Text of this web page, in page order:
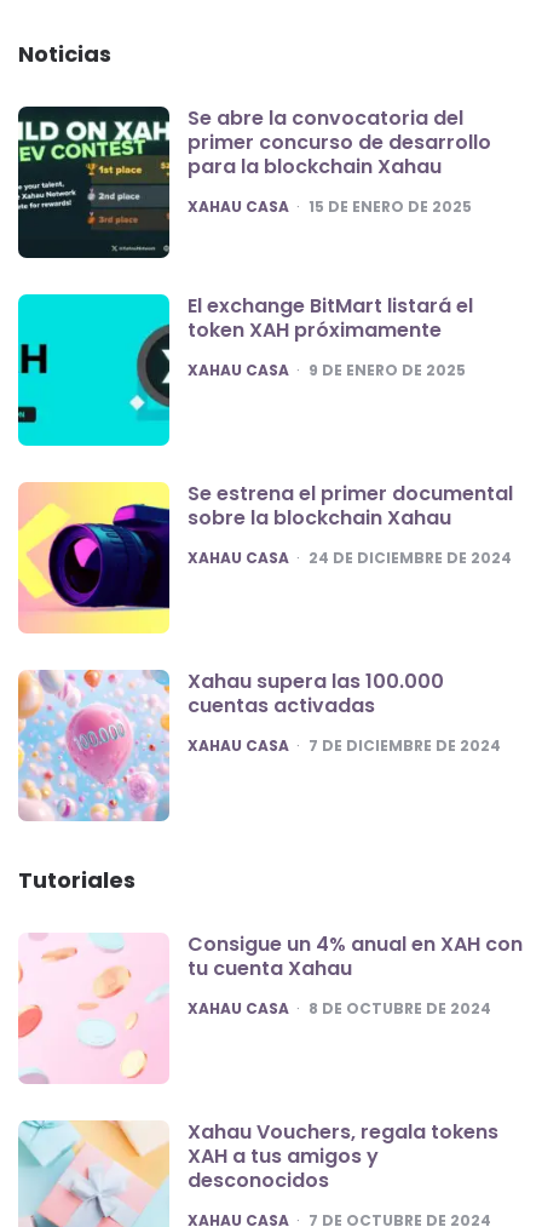
Noticias
Se abre la convocatoria del
primer concurso de desarrollo
para la blockchain Xahau
POSTED
XAHAU CASA 15 DE ENERO DE 2025
El exchange BitMart listará el
token XAH próximamente
POSTED
XAHAU CASA 9 DE ENERO DE 2025
Se estrena el primer documental
sobre la blockchain Xahau
POSTED
XAHAU CASA 24 DE DICIEMBRE DE 2024
Xahau supera las 100.000
cuentas activadas
POSTED
XAHAU CASA 7 DE DICIEMBRE DE 2024
Tutoriales
Consigue un 4% anual en XAH con
tu cuenta Xahau
POSTED
XAHAU CASA 8 DE OCTUBRE DE 2024
Xahau Vouchers, regala tokens
XAH a tus amigos y
desconocidos
POSTED
XAHAU CASA 7 DE OCTUBRE DE 2024